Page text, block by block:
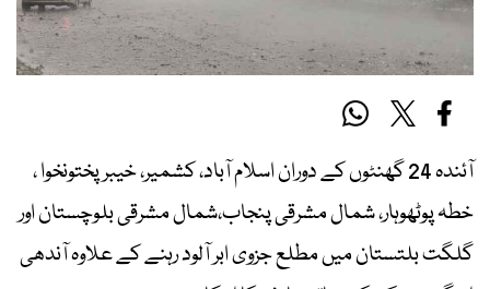
آئندہ 24 گھنٹوں کے دوران اسلام آباد، کشمیر، خیبرپختونخوا ،
خطہ پوٹھوہار، شمال مشرقی پنجاب،شمال مشرقی بلوچستان اور
گلگت بلتستان میں مطلع جزوی ابر آلود رہنے کے علاوہ آندھی